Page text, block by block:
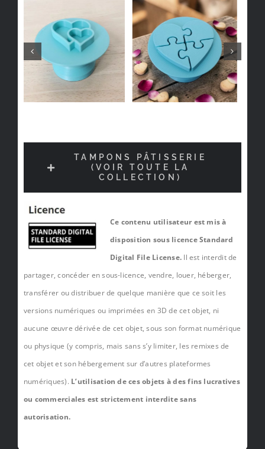
TAMPONS PÂTISSERIE
(VOIR TOUTE LA
COLLECTION)
Ce contenu utilisateur est mis à
disposition sous licence Standard
Digital File License. Il est interdit de
partager, concéder en sous-licence, vendre, louer, héberger,
transférer ou distribuer de quelque manière que ce soit les
versions numériques ou imprimées en 3D de cet objet, ni
aucune œuvre dérivée de cet objet, sous son format numérique
ou physique (y compris, mais sans s’y limiter, les remixes de
cet objet et son hébergement sur d’autres plateformes
numériques). L’utilisation de ces objets à des fins lucratives
ou commerciales est strictement interdite sans
autorisation.